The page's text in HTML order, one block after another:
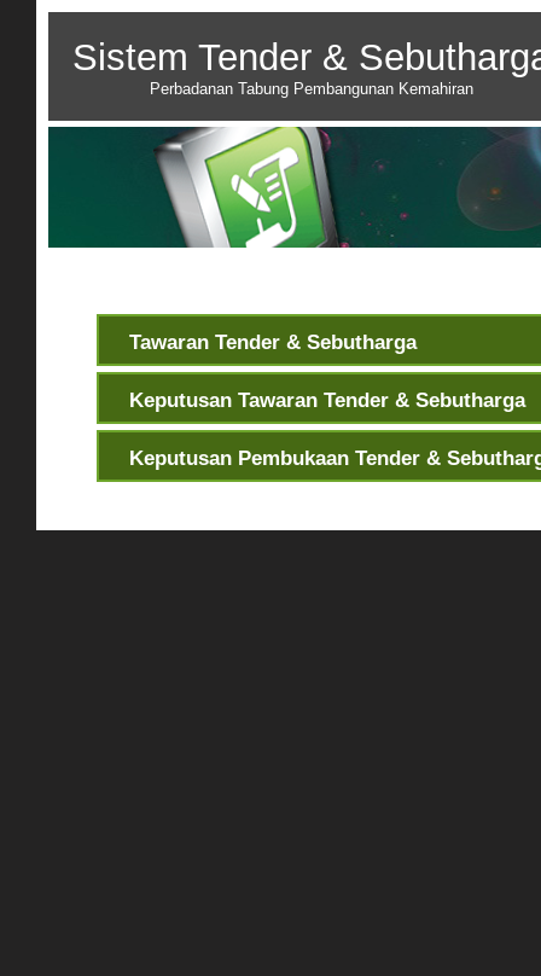
Sistem Tender &
Perbadanan Tabung Pembangunan Kemahiran
Tawaran Tender & Sebutharga
Keputusan Tawaran Tender & Sebutharga
Keputusan Pembukaan Tender &